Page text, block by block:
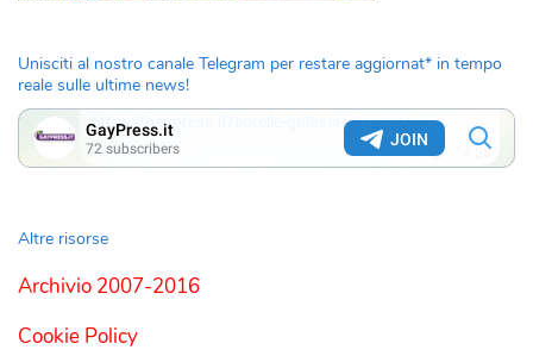
Unisciti al nostro canale Telegram per restare aggiornat* in tempo
reale sulle ultime news!
Altre risorse
Archivio 2007-2016
Cookie Policy